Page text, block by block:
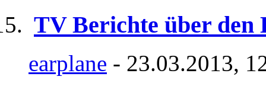
TV Berichte über den
earplane - 23.03.2013,